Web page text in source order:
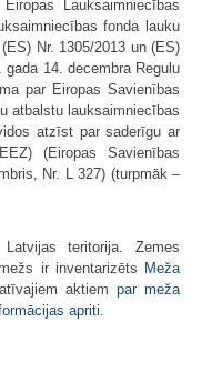
Lauksaimniecības
fonda lauku
Nr. 1305/2013 un (ES)
14. decembra Regulu
par Eiropas Savienības
atbalstu lauksaimniecības
atzīst par saderīgu ar
(Eiropas Savienības
Nr. L 327) (turpmāk –
teritorija. Zemes
ir inventarizēts Meža
aktiempar meža
apriti